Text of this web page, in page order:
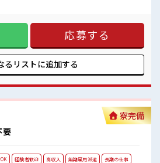
る☆けど自分にもできそう≫ 新しいことにチャ
安だけど、 しっかり働く環境が整っていま
キルUP・ステップUP目指していきましょ
った期間で働ける≫ 福利厚生が整った派遣の
できちゃう！ ロッカーあり！ 安心してお仕事
応募する
るリストに追加する
要
寮完備
経験者歓迎 高収入 無期雇用派遣
長期の仕事